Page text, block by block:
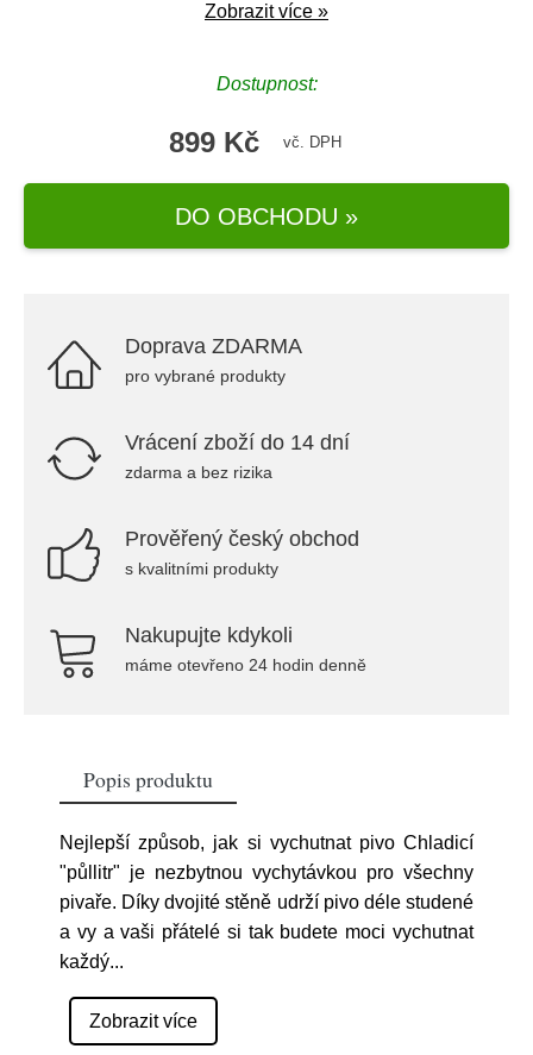
Zobrazit více »
Dostupnost:
899 Kč vč. DPH
DO OBCHODU »
Doprava ZDARMA
pro vybrané produkty
Vrácení zboží do 14 dní
zdarma a bez rizika
Prověřený český obchod
s kvalitními produkty
Nakupujte kdykoli
máme otevřeno 24 hodin denně
Popis produktu
Nejlepší způsob, jak si vychutnat pivo Chladicí
"půllitr" je nezbytnou vychytávkou pro všechny
pivaře. Díky dvojité stěně udrží pivo déle studené
a vy a vaši přátelé si tak budete moci vychutnat
každý...
Zobrazit více